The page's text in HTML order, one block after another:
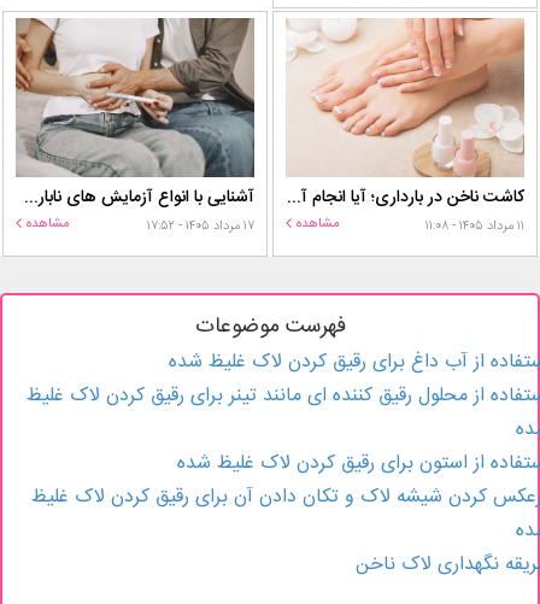
کاشت ناخن در بارداری؛ آیا انجام آن برای مادر و جنین خطر دارد؟
۱۱ مرداد ۱۴۰۵ - ۱۱:۰۸ مشاهده
آشنایی با انواع آزمایش های ناباروری
۱۷ مرداد ۱۴۰۵ - ۱۷:۵۲ مشاهده
فهرست موضوعات
از آب داغ برای رقیق کردن لاک غلیظ شده
از محلول رقیق کننده ای مانند تینر برای رقیق کردن لاک غلیظ
از استون برای رقیق کردن لاک غلیظ شده
کردن شیشه لاک و تکان دادن آن برای رقیق کردن لاک غلیظ
نگهداری لاک ناخن